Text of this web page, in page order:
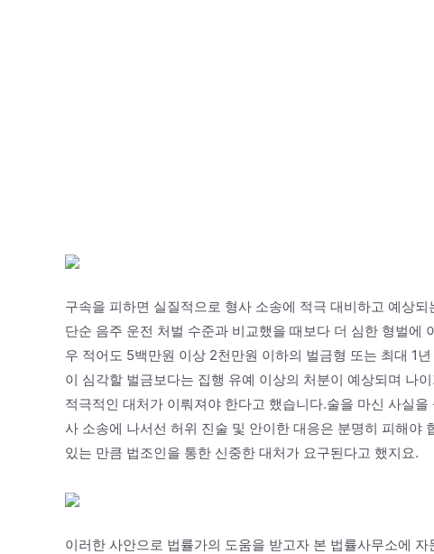
구속을 피하면 실질적으로 형사 소송에 적극 대비하고 예상
단순 음주 운전 처벌 수준과 비교했을 때보다 더 심한 형벌에
우 적어도 5백만원 이상 2천만원 이하의 벌금형 또는 최대 1
이 심각할 벌금보다는 집행 유예 이상의 처분이 예상되며 나
적극적인 대처가 이뤄져야 한다고 했습니다.술을 마신 사실
사 소송에 나서선 허위 진술 및 안이한 대응은 분명히 피해야
있는 만큼 법조인을 통한 신중한 대처가 요구된다고 했지요.
이러한 사안으로 법률가의 도움을 받고자 본 법률사무소에